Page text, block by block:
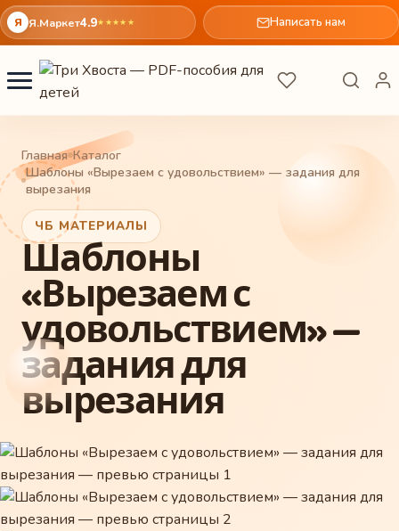
Я Я.Маркет4.9★ ★★★ ★ Написать нам
Главная Каталог
Шаблоны «Вырезаем с удовольствием» — задания для
вырезания
ЧБ МАТЕРИАЛЫ
Шаблоны
«Вырезаем с
удовольствием» —
задания для
вырезания